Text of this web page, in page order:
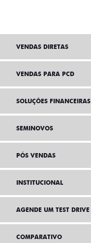
VENDAS DIRETAS
VENDAS PARA PCD
SOLUÇÕES FINANCEIRAS
SEMINOVOS
PÓS VENDAS
INSTITUCIONAL
AGENDE UM TEST DRIVE
COMPARATIVO